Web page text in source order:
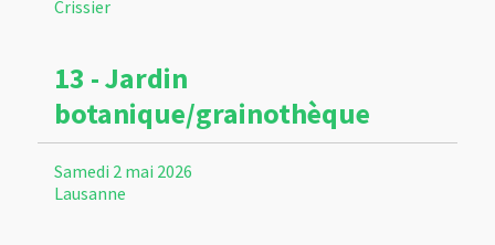
Crissier
13 - Jardin
botanique/grainothèque
Samedi 2 mai 2026
Lausanne